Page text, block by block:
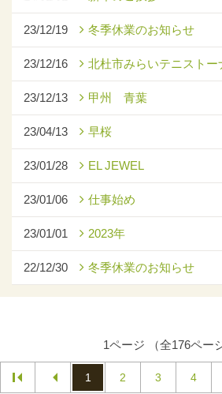
23/12/19 冬季休業のお知らせ
23/12/16 北杜市みらいテニストー
23/12/13 甲州 青葉
23/04/13 早桜
23/01/28 EL JEWEL
23/01/06 仕事始め
23/01/01 2023年
22/12/30 冬季休業のお知らせ
1ページ （全176ペー
1 2 3 4